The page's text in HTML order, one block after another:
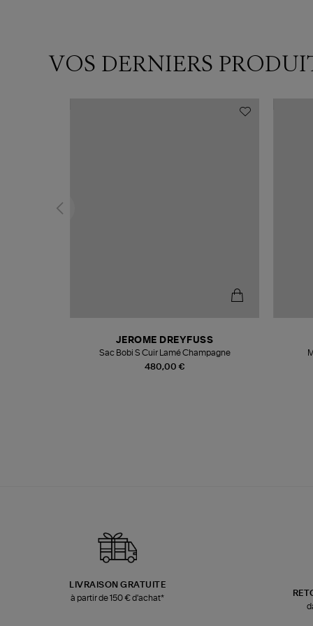
VOS DERNIERS
480,00 €
JEROME DREYFUSS
Sac Bobi S Cuir Lamé Champagne
LIVRAISON GRATUITE
à partir de 150 € d'achat*